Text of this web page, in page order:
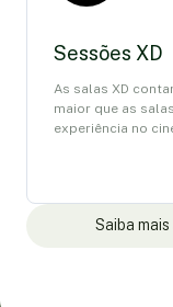
Sessões XD
As salas XD
maior que as
experiência no
Saiba